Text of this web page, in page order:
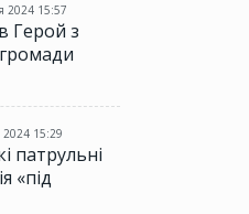
2024 15:57
Герой з
2024 15:29
патрульні
«під